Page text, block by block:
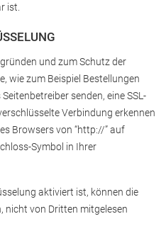
ist.
und zum Schutz der
wie zum Beispiel Bestellungen
senden, eine SSL-
Verbindung erkennen
Browsers von “http://” auf
Symbol in Ihrer
aktiviert ist, können die
nicht von Dritten mitgelesen